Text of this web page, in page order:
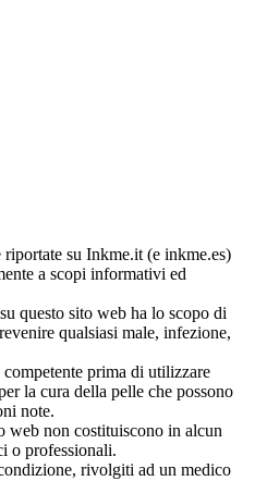
su Inkme.it (e inkme.es)
a scopi informativi ed
questo sito web ha lo scopo di
qualsiasi male, infezione,
prima di utilizzare
la cura della pelle che possono
note.
web non costituiscono in alcun
o professionali.
rivolgiti ad un medico